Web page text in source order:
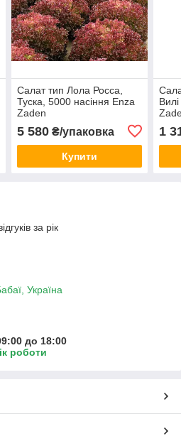
Салат тип Лола Росса,
Туска, 5000 насіння Enza
Zaden
5 580₴/упаковка
Купити
1
за рік
Україна
до 18:00
роботи